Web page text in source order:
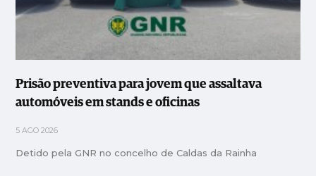
Prisão preventiva para jovem que assaltava
automóveis em stands e oficinas
5 AGO 2026
Detido pela GNR no concelho de Caldas da Rainha